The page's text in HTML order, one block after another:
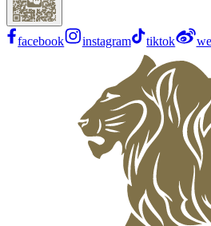
facebook instagram tiktok